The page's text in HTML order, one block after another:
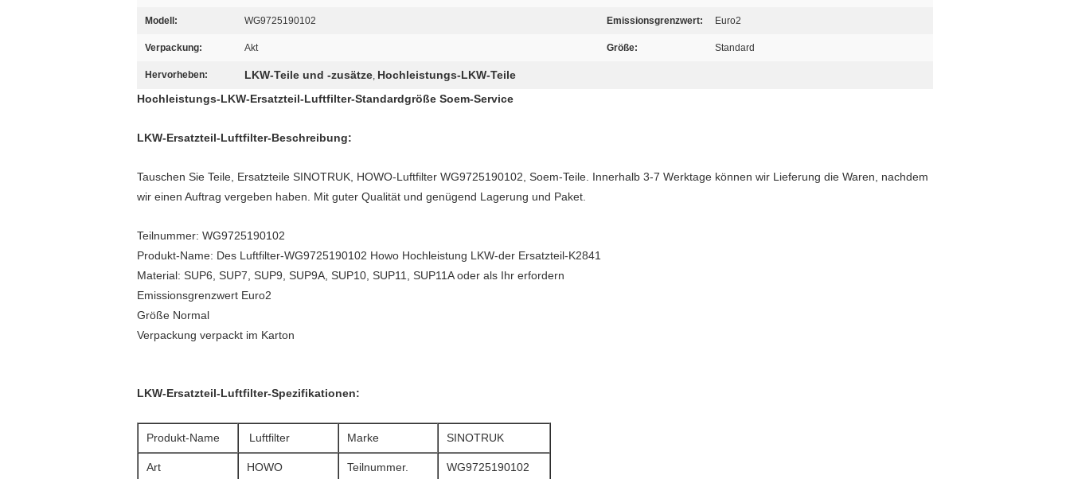
Modell: WG9725190102 Emissionsgrenzwert: Euro2
Verpackung: Akt Größe: Standard
Hervorheben: LKW-Teile und -zusätze, Hochleistungs-LKW-Teile
Hochleistungs-LKW-Ersatzteil-Luftfilter-Standardgröße Soem-Service
LKW-Ersatzteil-Luftfilter-Beschreibung:
Tauschen Sie Teile, Ersatzteile SINOTRUK, HOWO-Luftfilter WG9725190102, Soem-Teile. Innerhalb 3-7 Werktage können wir Lieferung die Waren, nachdem
wir einen Auftrag vergeben haben. Mit guter Qualität und genügend Lagerung und Paket.
Teilnummer: WG9725190102
Produkt-Name: Des Luftfilter-WG9725190102 Howo Hochleistung LKW-der Ersatzteil-K2841
Material: SUP6, SUP7, SUP9, SUP9A, SUP10, SUP11, SUP11A oder als Ihr erfordern
Emissionsgrenzwert Euro2
Größe Normal
Verpackung verpackt im Karton
LKW-Ersatzteil-Luftfilter-Spezifikationen:
Produkt-Name Luftfilter Marke SINOTRUK
Art HOWO Teilnummer. WG9725190102